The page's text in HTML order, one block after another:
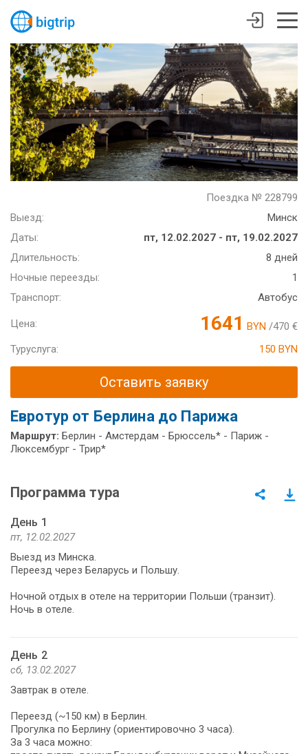
Поездка № 228799
Выезд:
Минск
Даты:
пт, 12.02.2027 - пт, 19.02.2027
Длительность:
8 дней
Ночные переезды:
1
Транспорт:
Автобус
Цена: 1641 BYN /470 €
Туруслуга:
150 BYN
Оставить заявку
Евротур от Берлина до Парижа
Маршрут: Берлин - Амстердам - Брюссель* - Париж -
Люксембург - Трир*
Программа тура
День 1
пт, 12.02.2027
Выезд из Минска.
Переезд через Беларусь и Польшу.
Ночной отдых в отеле на территории Польши (транзит).
Ночь в отеле.
День 2
сб, 13.02.2027
Завтрак в отеле.
Переезд (~150 км) в Берлин.
Прогулка по Берлину (ориентировочно 3 часа).
За 3 часа можно: